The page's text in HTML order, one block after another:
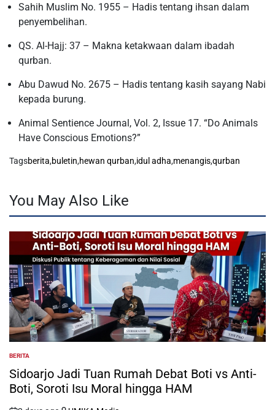
Sahih Muslim No. 1955 – Hadis tentang ihsan dalam
penyembelihan.
QS. Al-Hajj: 37 – Makna ketakwaan dalam ibadah
qurban.
Abu Dawud No. 2675 – Hadis tentang kasih sayang Nabi
kepada burung.
Animal Sentience Journal, Vol. 2, Issue 17. “Do Animals
Have Conscious Emotions?”
Tagsberita,buletin,hewan qurban,idul adha,menangis,qurban
You May Also Like
POSTED
IN
BERITA
Sidoarjo Jadi Tuan Rumah Debat Boti vs Anti-
Boti, Soroti Isu Moral hingga HAM